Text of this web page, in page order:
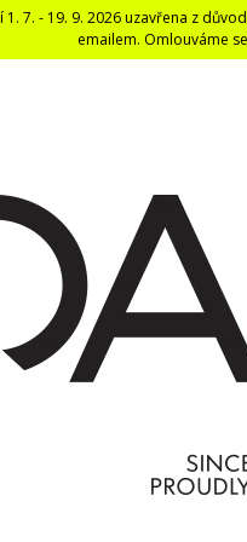
7. - 19. 9. 2026 uzavřena z
emailem. Omlouváme
DOPORUČUJEME